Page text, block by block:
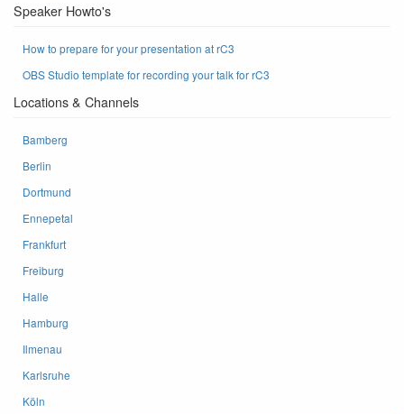
Speaker Howto's
How to prepare for your presentation at rC3
OBS Studio template for recording your talk for rC3
Locations & Channels
Bamberg
Berlin
Dortmund
Ennepetal
Frankfurt
Freiburg
Halle
Hamburg
Ilmenau
Karlsruhe
Köln